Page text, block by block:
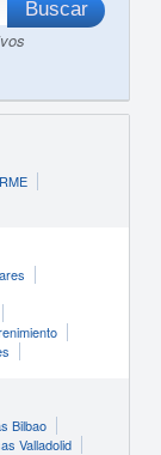
Bilbao
Valladolid